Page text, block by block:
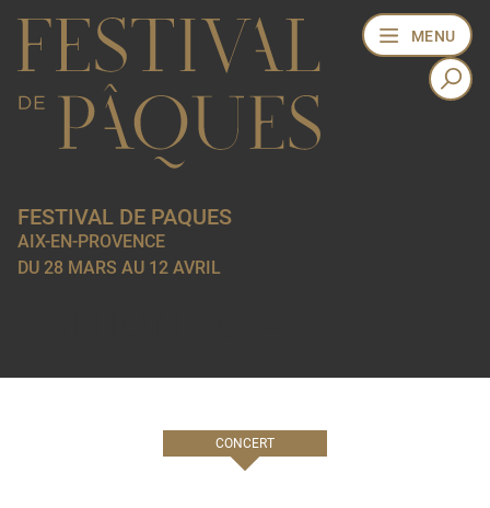
MENU
FESTIVAL DE PAQUES
AIX-EN-PROVENCE
DU 28 MARS AU 12 AVRIL
CONCERT